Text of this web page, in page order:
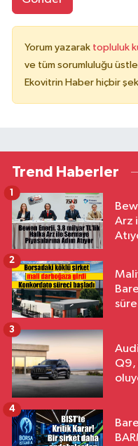
Yorum yazarak topluluk
ve tüm sorumluluğu
Ekovitrin Haber hiçbir
Trend Haberler
Arz
1
2
Q9,
3
4